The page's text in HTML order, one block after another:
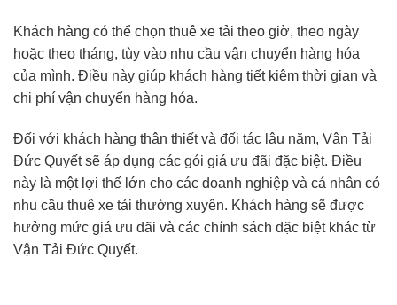
Khách hàng có thể chọn thuê xe tải theo giờ, theo ngày
hoặc theo tháng, tùy vào nhu cầu vận chuyển hàng hóa
của mình. Điều này giúp khách hàng tiết kiệm thời gian và
chi phí vận chuyển hàng hóa.
Đối với khách hàng thân thiết và đối tác lâu năm, Vận Tải
Đức Quyết sẽ áp dụng các gói giá ưu đãi đặc biệt. Điều
này là một lợi thế lớn cho các doanh nghiệp và cá nhân có
nhu cầu thuê xe tải thường xuyên. Khách hàng sẽ được
hưởng mức giá ưu đãi và các chính sách đặc biệt khác từ
Vận Tải Đức Quyết.